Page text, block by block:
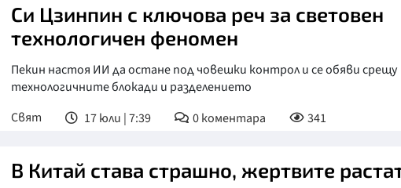
Си Цзинпин с ключова реч за световен
технологичен феномен
Пекин настоя ИИ да остане под човешки контрол и се обяви срещу
технологичните блокади и разделението
Свят
17 юли | 7:39 0коментара 341
В Китай става страшно, жертвите